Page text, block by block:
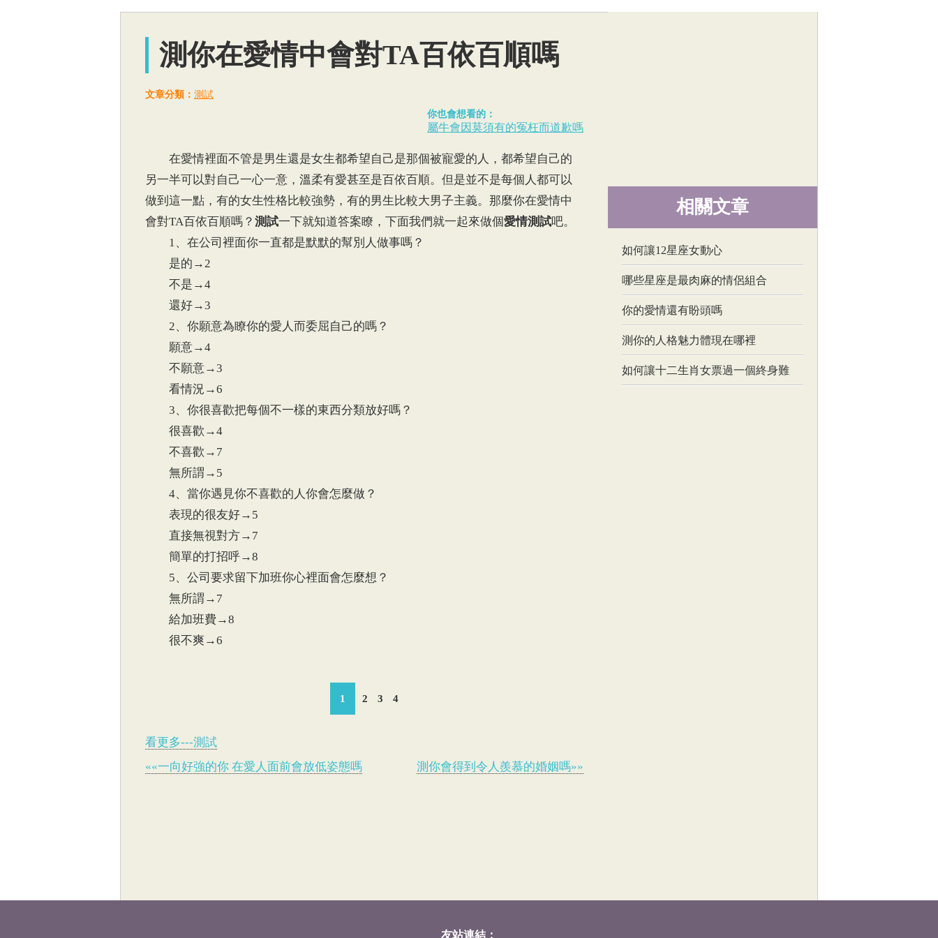
測你在愛情中會對TA百依百順嗎
文章分類： 測試
你也會想看的：
屬牛會因莫須有的冤枉而道歉嗎
在愛情裡面不管是男生還是女生都希望自己是那個被寵愛的人，都希望自己的
另一半可以對自己一心一意，溫柔有愛甚至是百依百順。但是並不是每個人都可以
做到這一點，有的女生性格比較強勢，有的男生比較大男子主義。那麼你在愛情中
會對TA百依百順嗎？ 測試一下就知道答案瞭，下面我們就一起來做個愛情測試吧。
1、在公司裡面你一直都是默默的幫別人做事嗎？
是的→2
不是→4
還好→3
2、你願意為瞭你的愛人而委屈自己的嗎？
願意→4
不願意→3
看情況→6
3、你很喜歡把每個不一樣的東西分類放好嗎？
很喜歡→4
不喜歡→7
無所謂→5
4、當你遇見你不喜歡的人你會怎麼做？
表現的很友好→5
直接無視對方→7
簡單的打招呼→8
5、公司要求留下加班你心裡面會怎麼想？
無所謂→7
給加班費→8
很不爽→6
1 2 3 4
看更多---測試
««一向好強的你 在愛人面前會放低姿態嗎
測你會得到令人羨慕的婚姻嗎»»
相關文章
如何讓12星座女動心
哪些星座是最肉麻的情侶組合
你的愛情還有盼頭嗎
測你的人格魅力體現在哪裡
如何讓十二生肖女票過一個終身難
友站連結：